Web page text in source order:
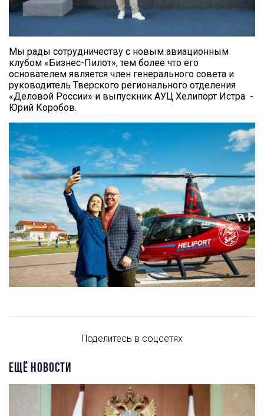
Мы рады сотрудничеству с новым авиационным
клубом «Бизнес-Пилот», тем более что его
основателем является член генерального совета и
руководитель Тверского регионального отделения
«Деловой России» и выпускник АУЦ Хелипорт Истра -
Юрий Коробов.
Поделитесь в соцсетях
ЕЩЁ НОВОСТИ